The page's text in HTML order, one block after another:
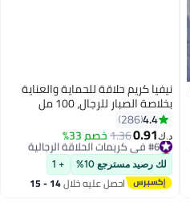
نيفيا كريم حلاقة للحماية والعناية
بخلاصة الصبار للرجال، 100 مل
100ml
4.4
286
د.ك‏0.91
1.36خصم 33% #6 في كريمات الحلاقة الرجالية
أقل سعر في 30 يوم
#6 في كريمات الحلاقة الرجالية
لك رصيد مسترجع 10% + 1
احصل عليه خلال 14 - 15